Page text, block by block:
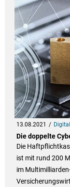
13.08.2021
Die doppelte
Die
ist mit rund 200
im